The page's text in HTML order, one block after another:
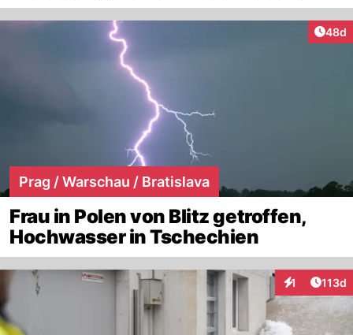
48d
Prag / Warschau / Bratislava
Frau in Polen von Blitz getroffen,
Hochwasser in Tschechien
1
Interaktionen
113d